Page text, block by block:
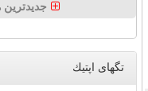
جدیدترین
تگهای اپتیك